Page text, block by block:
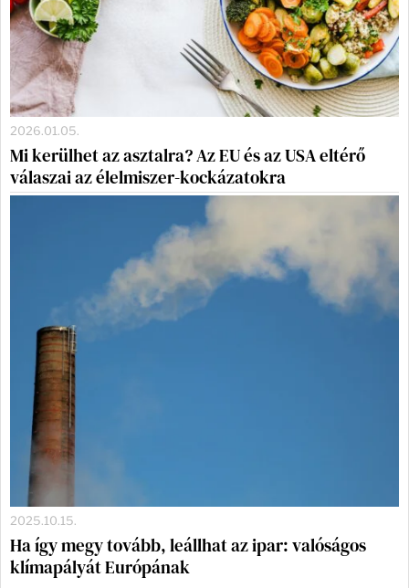
2026.01.05.
Mi kerülhet az asztalra? Az EU és az USA eltérő
válaszai az élelmiszer-kockázatokra
2025.10.15.
Ha így megy tovább, leállhat az ipar: valóságos
klímapályát Európának